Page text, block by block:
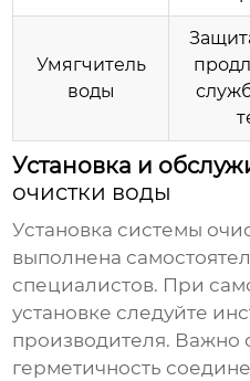
Умягчитель
воды
Установка и
очистки воды
Установка системы
выполнена
специалистов. При
установке следуйте
производителя. Важно
герметичность